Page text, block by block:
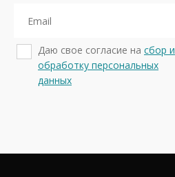
Даю свое согласие на сбор и
обработку персональных
данных